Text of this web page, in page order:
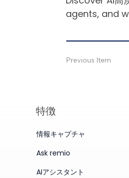
agents, and
Previous Item
特徴
情報キャプチャ
Ask remio
AIアシスタント